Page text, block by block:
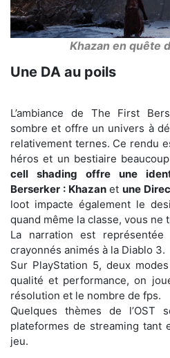
Khazan en quête
Une DA au poils
L’ambiance de The First
sombre et offre un univers à
relativement ternes. Ce rendu
héros et un bestiaire
cell shading offre une
Berserker : Khazanet une
loot impacte également le
quand même la classe, vous ne
La narration est
crayonnés animés à la Diablo 3.
Sur PlayStation 5, deux
qualité et performance, on
résolution et le nombre de fps.
Quelques thèmes de
plateformes de streaming tant
jeu.